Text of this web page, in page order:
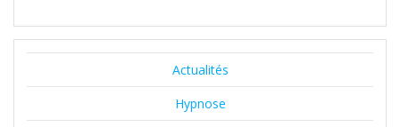
Actualités
Hypnose